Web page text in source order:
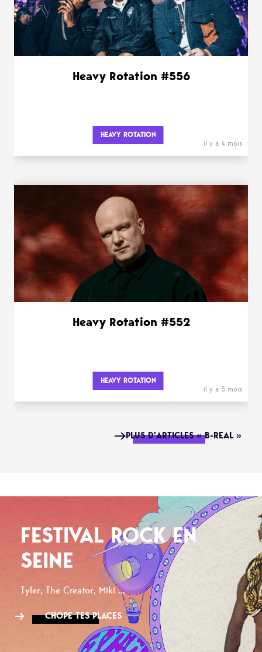
Heavy Rotation #556
HEAVY ROTATION
il y a 4 mois
Heavy Rotation #552
HEAVY ROTATION
il y a 5 mois
PLUS D'ARTICLES « B-REAL »
FESTIVAL ROCK EN
SEINE
Tyler, The Creator, Miki ...
CHOPE TES PLACES